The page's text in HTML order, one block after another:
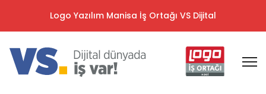
Logo Yazılım Manisa İş Ortağı VS Dijital